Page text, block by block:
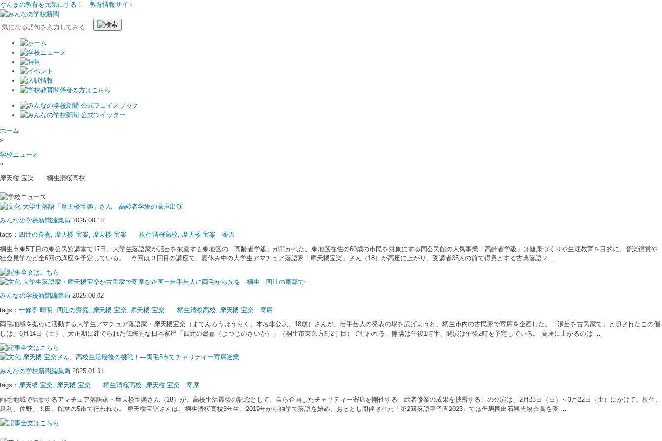
ぐんまの教育を元気にする！ 教育情報サイト
ホーム
»
学校ニュース
»
摩天楼 宝楽 桐生清桜高校
大学生落語「摩天楼宝楽」さん 高齢者学級の高座出演
みんなの学校新聞編集局 2025.09.18
tags： 四辻の齋嘉, 摩天楼 宝楽, 摩天楼 宝楽 桐生清桜高校, 摩天楼 宝楽 寄席
桐生市東5丁目の東公民館講堂で17日、大学生落語家が話芸を披露する東地区の「高齢者学級」が開かれた。東地区在住の60歳の市民を対象にする同公民館の人気事業「高齢者学級」は健康づくりや生涯教育を目的に、音楽鑑賞や
社会見学など全6回の講座を予定している。 今回は３回目の講座で、夏休み中の大学生アマチュア落語家「摩天楼宝楽」さん（18）が高座に上がり、受講者35人の前で得意とする古典落語２ …
大学生落語家・摩天楼宝楽が古民家で寄席を企画ー若手芸人に両毛から光を 桐生・四辻の齋嘉で
みんなの学校新聞編集局 2025.06.02
tags： 十修亭 晴明 , 四辻の齋嘉, 摩天楼 宝楽, 摩天楼 宝楽 桐生清桜高校, 摩天楼 宝楽 寄席
両毛地域を拠点に活動する大学生アマチュア落語家・摩天楼宝楽（まてんろうほうらく、本名非公表、18歳）さんが、若手芸人の発表の場を広げようと、桐生市内の古民家で寄席を企画した。「演芸を古民家で」と題されたこの催
しは、6月14日（土）、大正期に建てられた伝統的な日本家屋「四辻の齋嘉（よつじのさいか）」（桐生市東久方町2丁目）で行われる。開場は午後1時半、開演は午後2時を予定している。 高座に上がるのは …
摩天楼 宝楽さん、高校生活最後の挑戦！—両毛5市でチャリティー寄席巡業
みんなの学校新聞編集局 2025.01.31
tags： 摩天楼 宝楽, 摩天楼 宝楽 桐生清桜高校, 摩天楼 宝楽 寄席
両毛地域で活動するアマチュア落語家・摩天楼宝楽さん（18）が、高校生活最後の記念として、自ら企画したチャリティー寄席を開催する。武者修業の成果を披露するこの公演は、2月23日（日）～3月22日（土）にかけて、桐生、
足利、佐野、太田、館林の5市で行われる。 摩天楼宝楽さんは、桐生清桜高校3年生。2019年から独学で落語を始め、おととし開催された「第2回落語甲子園2023」では但馬国出石観光協会賞を受 …